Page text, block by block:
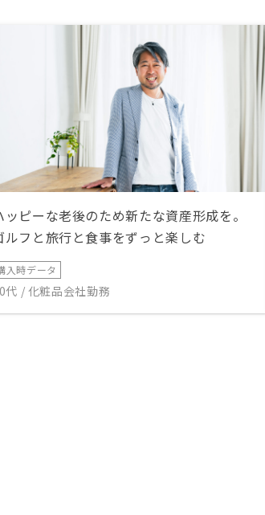
ッピーな老後のため新たな資産形成を。
ルフと旅行と食事をずっと楽しむ
入時データ
代 / 化粧品会社勤務